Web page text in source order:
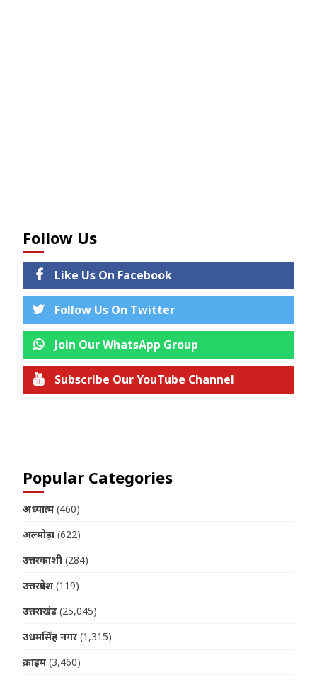
Follow Us
Like Us On Facebook
Follow Us On Twitter
Join Our WhatsApp Group
Subscribe Our YouTube Channel
Popular Categories
अध्यात्म (460)
अल्मोड़ा (622)
उत्तरकाशी (284)
उत्तरप्रदेश (119)
उत्तराखंड (25,045)
उधमसिंह नगर (1,315)
क्राइम (3,460)